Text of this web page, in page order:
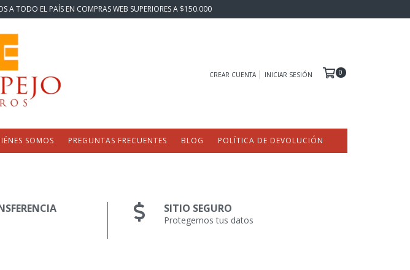
A TODO EL PAÍS EN COMPRAS WEB SUPERIORES A $150.000
CREAR CUENTA INICIAR SESIÓN 0
SOMOS PREGUNTAS FRECUENTES BLOG POLÍTICA DE DEVOLUCIÓN
SITIO SEGURO
Protegemos tus datos